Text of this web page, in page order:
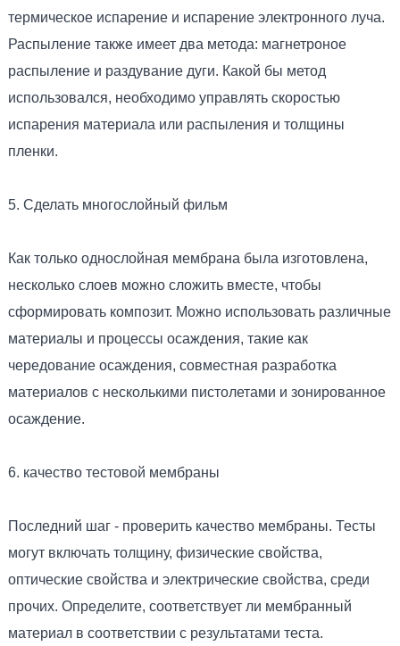
термическое испарение и испарение электронного луча.
Распыление также имеет два метода: магнетроное
распыление и раздувание дуги. Какой бы метод
использовался, необходимо управлять скоростью
испарения материала или распыления и толщины
пленки.
5. Сделать многослойный фильм
Как только однослойная мембрана была изготовлена,
несколько слоев можно сложить вместе, чтобы
сформировать композит. Можно использовать различные
материалы и процессы осаждения, такие как
чередование осаждения, совместная разработка
материалов с несколькими пистолетами и зонированное
осаждение.
6. качество тестовой мембраны
Последний шаг - проверить качество мембраны. Тесты
могут включать толщину, физические свойства,
оптические свойства и электрические свойства, среди
прочих. Определите, соответствует ли мембранный
материал в соответствии с результатами теста.